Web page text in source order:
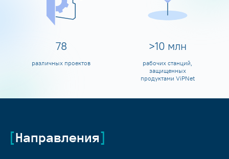
80
различных проектов
>10 млн
рабочих станций,
защищенных
продуктами ViPNet
Направления